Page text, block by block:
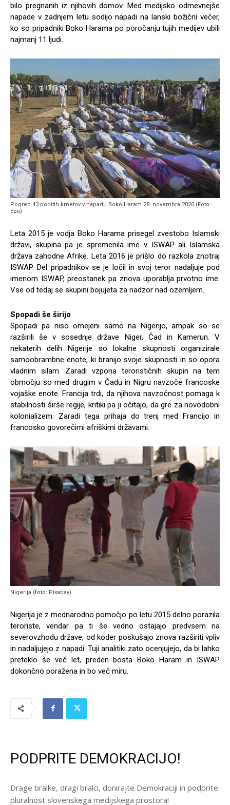
bilo pregnanih iz njihovih domov. Med medijsko odmevnejše
napade v zadnjem letu sodijo napadi na lanski božični večer,
ko so pripadniki Boko Harama po poročanju tujih medijev ubili
najmanj 11 ljudi.
Pogreb 43 pobitih kmetov v napadu Boko Haram 28. novembra 2020 (Foto:
Epa)
Leta 2015 je vodja Boko Harama prisegel zvestobo Islamski
državi, skupina pa je spremenila ime v ISWAP ali Islamska
država zahodne Afrike. Leta 2016 je prišlo do razkola znotraj
ISWAP. Del pripadnikov se je ločil in svoj teror nadaljuje pod
imenom ISWAP, preostanek pa znova uporablja prvotno ime.
Vse od tedaj se skupini bojujeta za nadzor nad ozemljem.
Spopadi še širijo
Spopadi pa niso omejeni samo na Nigerijo, ampak so se
razširili še v sosednje države Niger, Čad in Kamerun. V
nekaterih delih Nigerije so lokalne skupnosti organizirale
samoobrambne enote, ki branijo svoje skupnosti in so opora
vladnim silam. Zaradi vzpona terorističnih skupin na tem
območju so med drugim v Čadu in Nigru navzoče francoske
vojaške enote. Francija trdi, da njihova navzočnost pomaga k
stabilnosti širše regije, kritiki pa ji očitajo, da gre za novodobni
kolonializem. Zaradi tega prihaja do trenj med Francijo in
francosko govorečimi afriškimi državami.
Nigerija (foto: Pixabay)
Nigerija je z mednarodno pomočjo po letu 2015 delno porazila
teroriste, vendar pa ti še vedno ostajajo predvsem na
severovzhodu države, od koder poskušajo znova razširiti vpliv
in nadaljujejo z napadi. Tuji analitiki zato ocenjujejo, da bi lahko
preteklo še več let, preden bosta Boko Haram in ISWAP
dokončno poražena in bo več miru.
PODPRITE DEMOKRACIJO!
Drage bralke, dragi bralci, donirajte Demokraciji in podprite
pluralnost slovenskega medijskega prostora!